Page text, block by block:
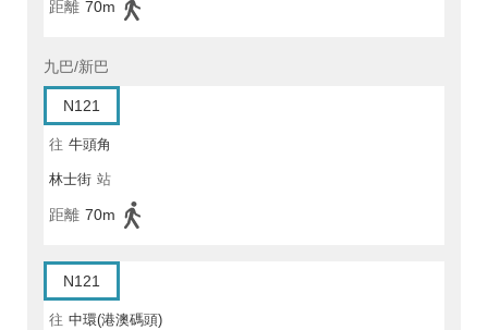
距離 70m
九巴/新巴
N121
往 牛頭角
林士街 站
距離 70m
N121
往 中環(港澳碼頭)